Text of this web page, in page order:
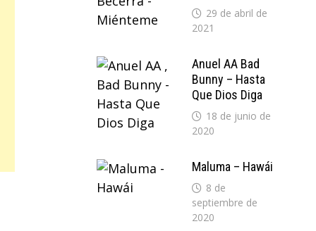
29 de abril de
2021
Anuel AA Bad
Bunny – Hasta
Que Dios Diga
18 de junio de
2020
Maluma – Hawái
8 de
septiembre de
2020